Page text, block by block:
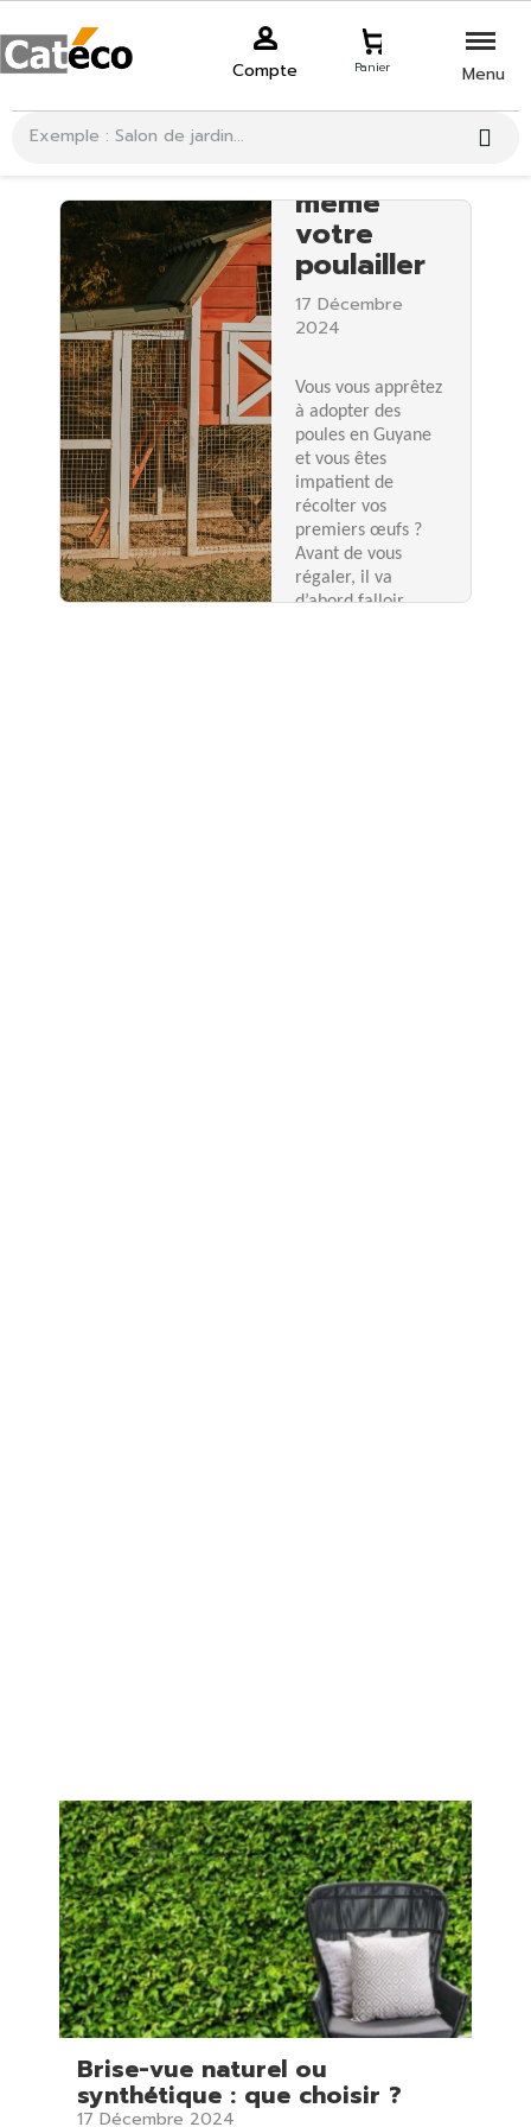
Compte Panier Menu
conseils
pour
même
votre
poulailler
17 Décembre
2024
Vous vous apprêtez
à adopter des
poules en Guyane
et vous êtes
impatient de
récolter vos
premiers œufs ?
Avant de vous
régaler, il va
d’abord falloir
Brise-vue naturel ou
synthétique : que choisir ?
17 Décembre 2024